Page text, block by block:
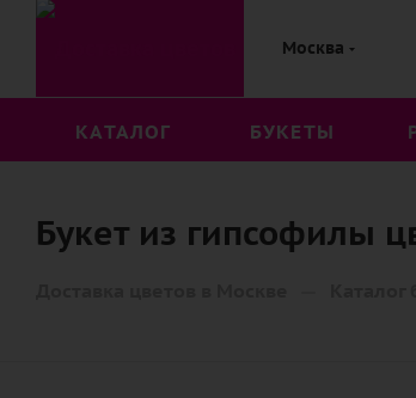
Москва
КАТАЛОГ БУКЕТЫ
Букет из гипсофилы